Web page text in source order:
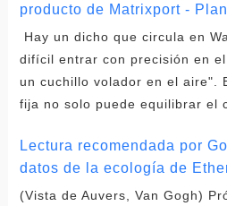
producto de Matrixport -
Hay un dicho que circula en
difícil entrar con precisión en
un cuchillo volador en el aire".
fija no solo puede equilibrar el
Lectura recomendada por
datos de la ecología de
(Vista de Auvers, Van Gogh)